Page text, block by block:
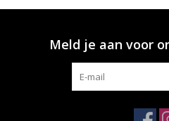
Meld je aan voor